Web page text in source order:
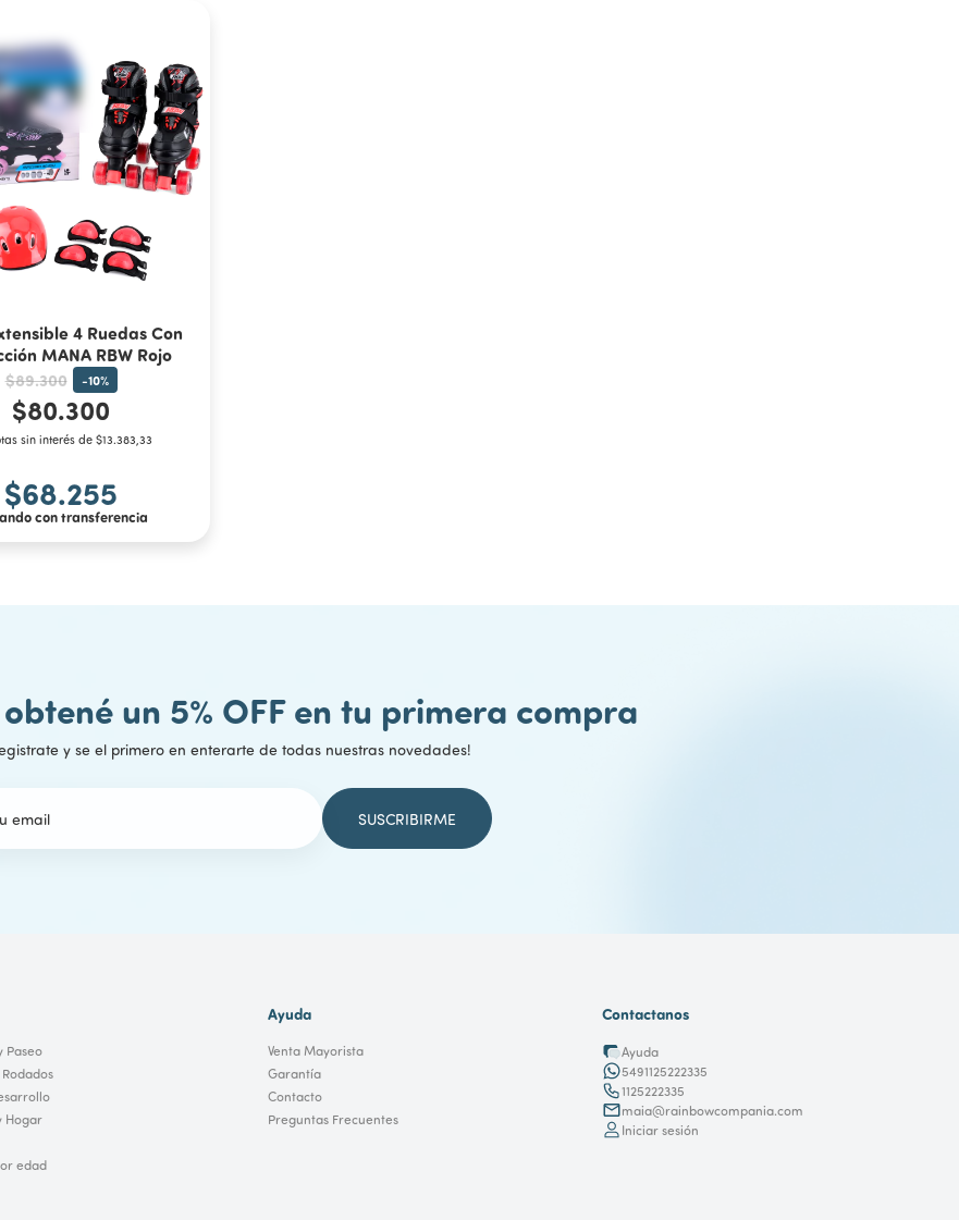
M (35 al 38)
4 Ruedas Con
MANA RBW Rojo
$89.300 -10%
$80.300
sin interés de $13.383,33
$68.255
con transferencia
un 5% OFF en tu primera compra
y se el primero en enterarte de todas nuestras novedades!
Paseo
Hogar
edad
Ayuda
Venta Mayorista
Garantía
Contacto
Preguntas Frecuentes
Contactanos
Ayuda
5491125222335
1125222335
maia@rainbowcompania.com
Iniciar sesión